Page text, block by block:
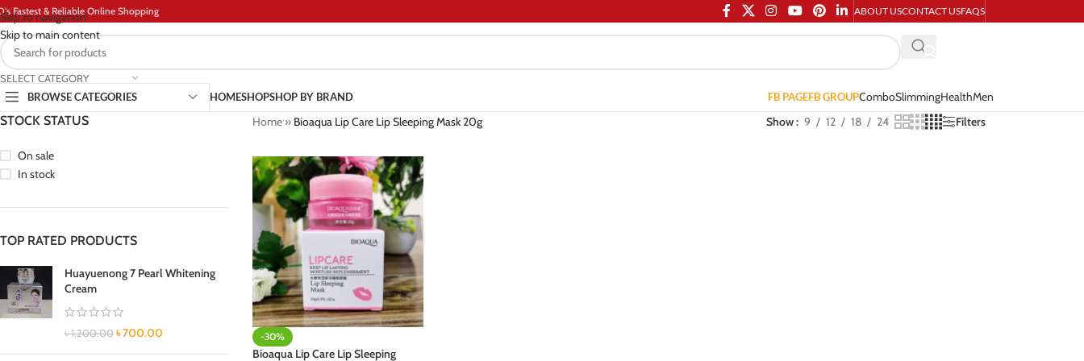
Skip to navigation
Skip to main content
Fastest & Reliable Online Shopping ABOUT USCONTACT USFAQS
SELECT CATEGORY
BROWSE CATEGORIES
HOMESHOPSHOP BY BRAND FB PAGEFB GROUPComboSlimmingHealthMen
STOCK STATUS
On sale
In stock
TOP RATED PRODUCTS
Huayuenong 7 Pearl Whitening
Cream
৳1,200.00 ৳700.00
Home» Bioaqua Lip Care Lip Sleeping Mask 20g Show 9 12 18 24 Filters
-30%
Bioaqua Lip Care Lip Sleeping